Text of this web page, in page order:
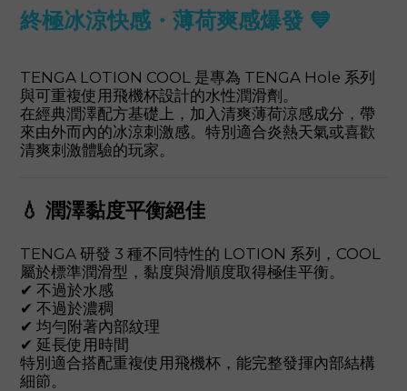
終極冰涼快感・薄荷爽感爆發 💙
TENGA LOTION COOL 是專為 TENGA Hole 系列
與可重複使用飛機杯設計的水性潤滑劑。
在經典潤澤配方基礎上，加入清爽薄荷涼感成分，帶
來由外而內的冰涼刺激感。特別適合炎熱天氣或喜歡
清爽刺激體驗的玩家。
💧 潤澤黏度平衡絕佳
TENGA 研發 3 種不同特性的 LOTION 系列，COOL
屬於標準潤滑型，黏度與滑順度取得極佳平衡。
✔ 不過於水感
✔ 不過於濃稠
✔ 均勻附著內部紋理
✔ 延長使用時間
特別適合搭配重複使用飛機杯，能完整發揮內部結構
細節。